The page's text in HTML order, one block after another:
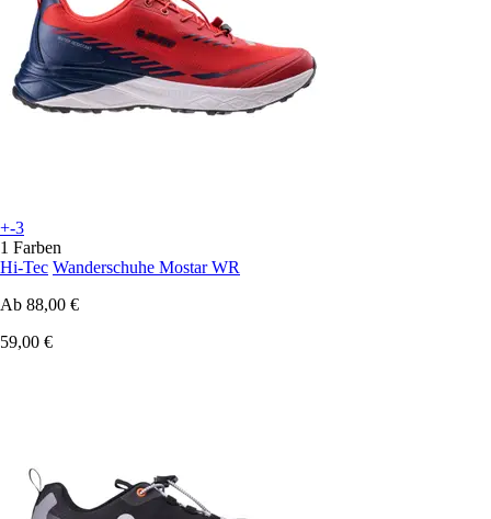
+-3
1 Farben
Hi-Tec Wanderschuhe Mostar WR
Ab 88,00 €
59,00 €